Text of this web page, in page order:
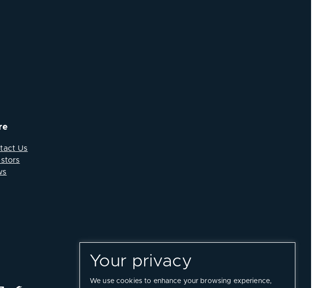
Your privacy
We use cookies to enhance your browsing experience,
Us